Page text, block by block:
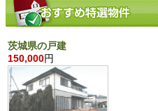
茨城県の戸建
150,000円